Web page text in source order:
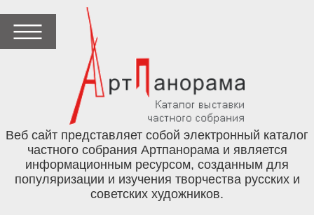
Веб сайт представляет собой электронный каталог
частного собрания Артпанорама и является
информационным ресурсом, созданным для
популяризации и изучения творчества русских и
советских художников.